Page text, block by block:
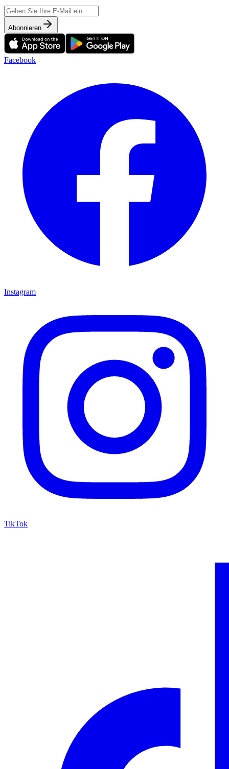
Abonnieren
Facebook
Instagram
TikTok